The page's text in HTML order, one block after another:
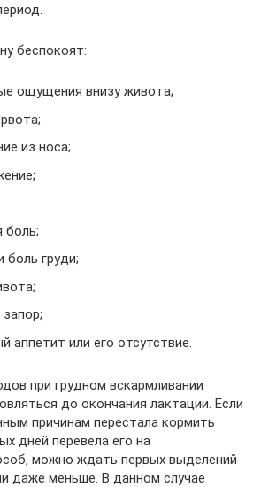
беспокоят:
ощущения внизу живота;
из носа;
боль;
боль груди;
аппетит или его отсутствие.
при грудном вскармливании
до окончания лактации. Если
причинам перестала кормить
дней перевела его на
можно ждать первых выделений
даже меньше. В данном случае